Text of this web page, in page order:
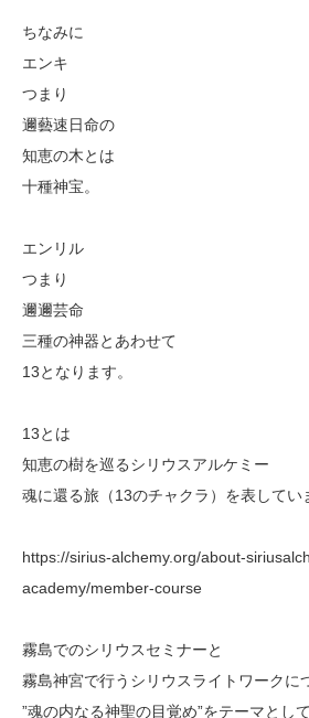
ちなみに
エンキ
つまり
邇藝速日命の
知恵の木とは
十種神宝。
エンリル
つまり
邇邇芸命
三種の神器とあわせて
13となります。
13とは
知恵の樹を巡るシリウスアルケミー
魂に還る旅（13のチャクラ）を表してい
https://sirius-alchemy.org/about-
academy/member-course
霧島でのシリウスセミナーと
霧島神宮で行うシリウスライトワークに
”魂の内なる神聖の目覚め”をテーマとし